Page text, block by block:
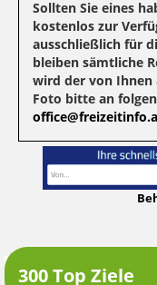
Sollten Sie eines
kostenlos zur
ausschließlich für
bleiben sämtliche
wird der von Ihnen
Foto bitte an
300 Top Ziele